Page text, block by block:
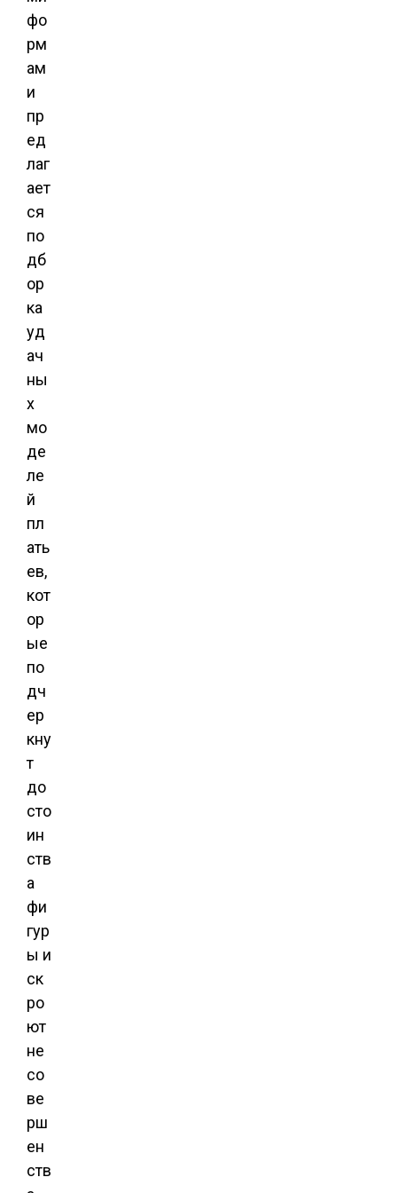
фо
рм
ам
и
пр
ед
лаг
ает
ся
по
дб
ор
ка
уд
ач
ны
х
мо
де
ле
й
пл
ать
ев,
кот
ор
ые
по
дч
ер
кну
т
до
сто
ин
ств
а
фи
гур
ы и
ск
ро
ют
не
со
ве
рш
ен
ств